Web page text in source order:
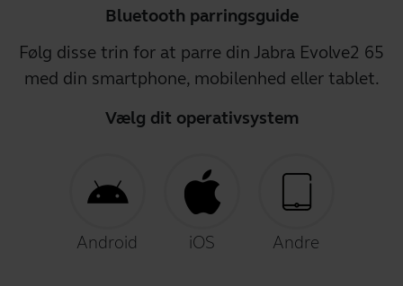
Bluetooth parringsguide
Følg disse trin for at parre din Jabra Evolve2 65
med din smartphone, mobilenhed eller tablet.
Vælg dit operativsystem
Android iOS Andre